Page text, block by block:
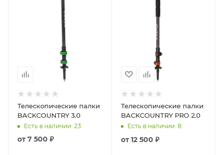
Телескопические палки
BACKCOUNTRY 3.0
Есть в наличии: 23
от7 500 ₽
Телескопические палки
BACKCOUNTRY PRO 2.0
Есть в наличии: 8
от12 500 ₽